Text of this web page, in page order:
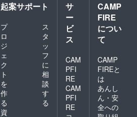
起案サポート
プ
ロ
ジ
ェ
ク
ト
を
作
る
ス
タ
ッ
フ
に
相
談
す
る
資
サ
ー
ビ
ス
CAM
PFI
RE
CAM
PFI
RE
CAMP
FIRE
につい
て
CAMP
FIREと
は
あんし
ん・安
全への